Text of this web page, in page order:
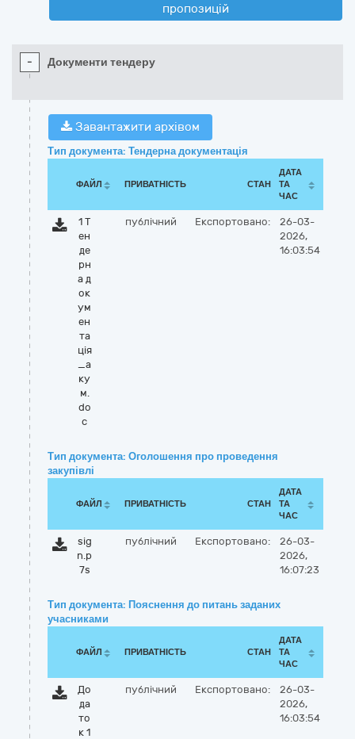
пропозицій
- Документи тендеру
Завантажити архівом
Тип документа: Тендерна документація
ФАЙЛ ПРИВАТНІСТЬ СТАН
ДАТА
ТА
ЧАС
1 Т
ен
де
рн
а д
ок
ум
ен
та
ція
_а
ку
м.
do
c
публічний Експортовано:
26-03-
2026,
16:03:54
Тип документа: Оголошення про проведення
закупівлі
ФАЙЛ ПРИВАТНІСТЬ СТАН
ДАТА
ТА
ЧАС
sig
n.p
7s
публічний Експортовано:
26-03-
2026,
16:07:23
Тип документа: Пояснення до питань заданих
учасниками
ФАЙЛ ПРИВАТНІСТЬ СТАН
ДАТА
ТА
ЧАС
До
да
то
к 1
публічний Експортовано:
26-03-
2026,
16:03:54